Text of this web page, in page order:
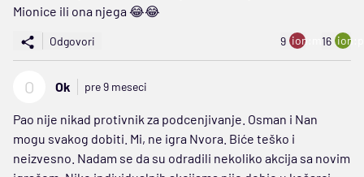
Mionice ili ona njega 😂😂
Odgovori 9 ion:minus
16
O Ok pre 9 meseci
Pao nije nikad protivnik za podcenjivanje. Osman i Nan
mogu svakog dobiti. Mi, ne igra Nvora. Biće teško i
neizvesno. Nadam se da su odradili nekoliko akcija sa novim